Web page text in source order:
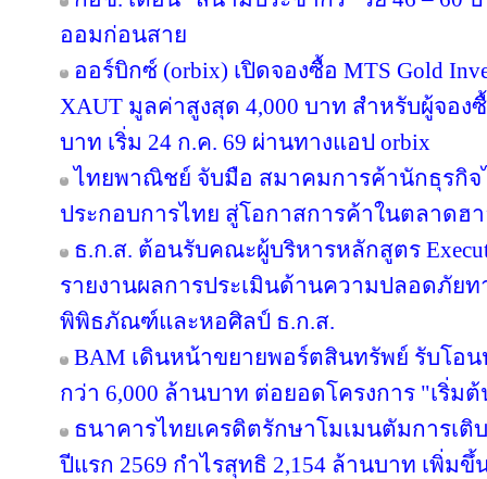
ออมก่อนสาย
ออร์บิกซ์ (orbix) เปิดจองซื้อ MTS Gold
XAUT มูลค่าสูงสุด 4,000 บาท สำหรับผู้จอง
บาท เริ่ม 24 ก.ค. 69 ผ่านทางแอป orbix
ไทยพาณิชย์ จับมือ สมาคมการค้านักธุรกิ
ประกอบการไทย สู่โอกาสการค้าในตลาดฮ
ธ.ก.ส. ต้อนรับคณะผู้บริหารหลักสูตร
รายงานผลการประเมินด้านความปลอดภัยท
พิพิธภัณฑ์และหอศิลป์ ธ.ก.ส.
BAM เดินหน้าขยายพอร์ตสินทรัพย์ รับโอ
กว่า 6,000 ล้านบาท ต่อยอดโครงการ "เริ่ม
ธนาคารไทยเครดิตรักษาโมเมนตัมการเติ
ปีแรก 2569 กำไรสุทธิ 2,154 ล้านบาท เพิ่ม